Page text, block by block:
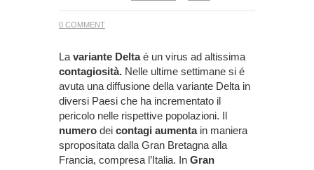
0 COMMENT
La variante Deltaé un virus ad altissima
contagiosità. Nelle ultime settimane si é
avuta una diffusione della variante Delta in
diversi Paesi che ha incrementato il
pericolo nelle rispettive popolazioni. Il
numero dei contagi aumentain maniera
spropositata dalla Gran Bretagna alla
Francia, compresa l’Italia. In Gran